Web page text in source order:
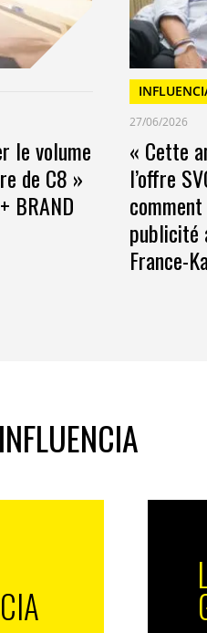
le volume
de C8 »
BRAND
27/06/2026
« Cette
l’offre
publicité
France-